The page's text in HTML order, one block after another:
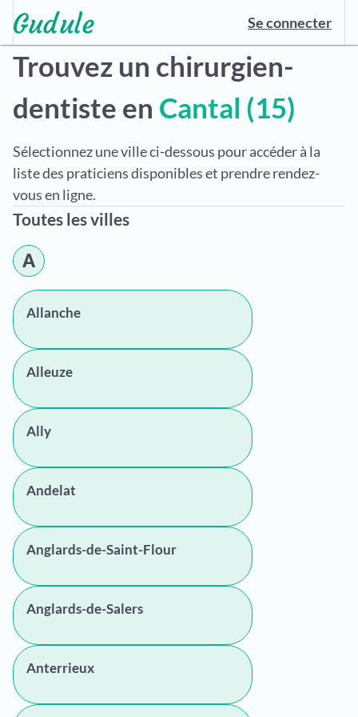
Se connecter
Trouvez un chirurgien-
dentiste en Cantal (15)
Sélectionnez une ville ci-dessous pour accéder à la
liste des praticiens disponibles et prendre rendez-
vous en ligne.
Toutes les villes
A
Allanche
Alleuze
Ally
Andelat
Anglards-de-Saint-Flour
Anglards-de-Salers
Anterrieux